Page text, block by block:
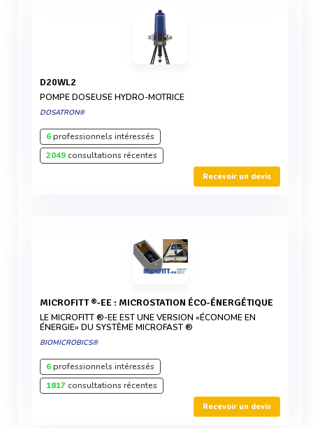
D20WL2
POMPE DOSEUSE HYDRO-MOTRICE
DOSATRON®
6professionnels intéressés
2049consultations récentes
Recevoir un devis
MICROFITT ®-EE : MICROSTATION ÉCO-ÉNERGÉTIQUE
LE MICROFITT ®-EE EST UNE VERSION «ÉCONOME EN
ÉNERGIE» DU SYSTÈME MICROFAST ®
BIOMICROBICS®
6professionnels intéressés
1817consultations récentes
Recevoir un devis